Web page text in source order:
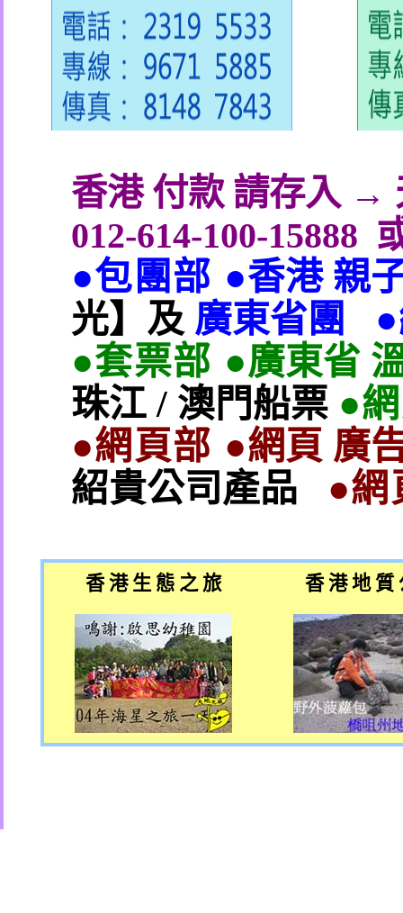
香港 付款 請存入 →
012-614-100-15888
●包團部 ●香港 親
光】及 廣東省團
●套票部 ●廣東省
珠江/ 澳門船票 ●
●網頁部 ●網頁 廣
紹貴公司產品
●網
香 港 生 態 之 旅 香 港 地 質